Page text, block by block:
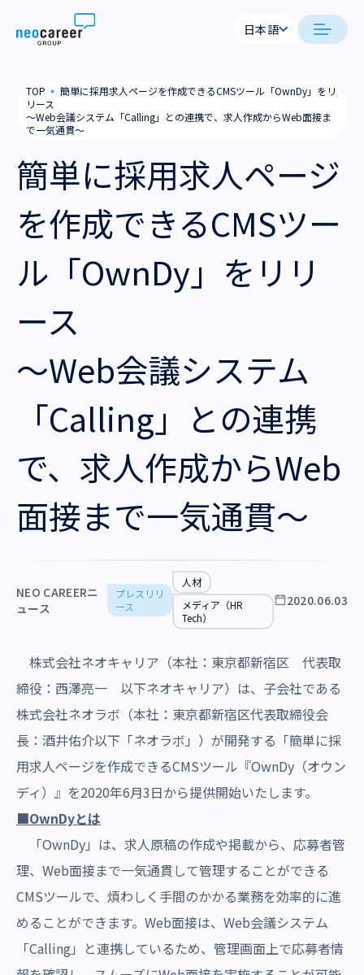
Skip to content
日本語
neocareer について
代表メッセージ
私たちの考え方
事業内容
採用支援
就労支援
企業情報
会社概要
グループ会社
沿革・受賞歴
ニュース
サステナビリティ
採用情報
日本語
TOP ▪ 簡単に採用求人ページを作成できるCMSツール「OwnDy」をリ
リース
～Web会議システム「Calling」との連携で、求人作成からWeb面接ま
で一気通貫～
簡単に採用求人ページ
を作成できるCMSツー
ル「OwnDy」をリリ
ース
～Web会議システム
「Calling」との連携
で、求人作成からWeb
面接まで一気通貫～
NEO CAREERニ
ュース
プレスリリ
ース
人材
メディア（HR
Tech）
2020.06.03
株式会社ネオキャリア（本社：東京都新宿区 代表取
締役：西澤亮一 以下ネオキャリア）は、子会社である
株式会社ネオラボ（本社：東京都新宿区代表取締役会
長：酒井佑介以下「ネオラボ」）が開発する「簡単に採
用求人ページを作成できるCMSツール『OwnDy（オウン
ディ）』を2020年6月3日から提供開始いたします。
■OwnDyとは
「OwnDy」は、求人原稿の作成や掲載から、応募者管
理、Web面接まで一気通貫して管理することができる
CMSツールで、煩わしく手間のかかる業務を効率的に進
めることができます。Web面接は、Web会議システム
「Calling」と連携しているため、管理画面上で応募者情